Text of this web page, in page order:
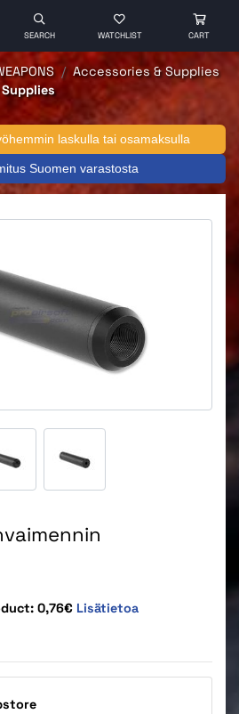
SEARCH WATCHLIST CART
Accessories & Supplies
laskulla tai osamaksulla
Suomen varastosta
0,76€ Lisätietoa